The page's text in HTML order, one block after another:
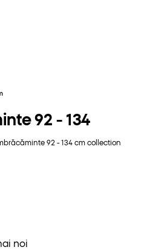
92 - 134
92 - 134 cmcollection
noi